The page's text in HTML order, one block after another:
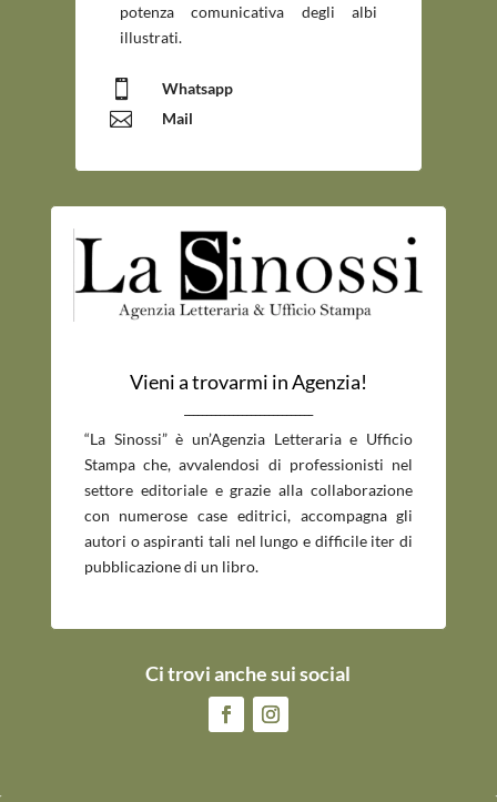
potenza comunicativa degli albi
illustrati.
 Whatsapp
 Mail
Vieni a trovarmi in Agenzia!
“La Sinossi” è un’Agenzia Letteraria e Ufficio
Stampa che, avvalendosi di professionisti nel
settore editoriale e grazie alla collaborazione
con numerose case editrici, accompagna gli
autori o aspiranti tali nel lungo e difficile iter di
pubblicazione di un libro.
Ci trovi anche sui social